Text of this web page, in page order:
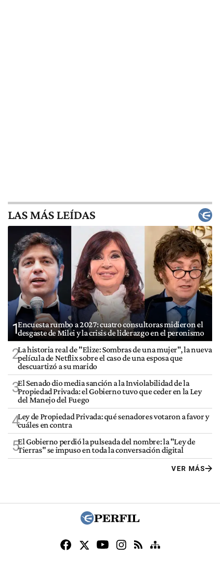
LAS MÁS LEÍDAS
1Encuesta rumbo a 2027: cuatro consultoras midieron el
desgaste de Milei y la crisis de liderazgo en el peronismo
2La historia real de "Elize: Sombras de una mujer", la nueva
película de Netflix sobre el caso de una esposa que
descuartizó a su marido
3El Senado dio media sanción a la Inviolabilidad de la
Propiedad Privada: el Gobierno tuvo que ceder en la Ley
del Manejo del Fuego
4Ley de Propiedad Privada: qué senadores votaron a favor y
cuáles en contra
5El Gobierno perdió la pulseada del nombre: la "Ley de
Tierras" se impuso en toda la conversación digital
VER MÁS